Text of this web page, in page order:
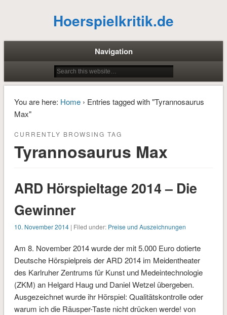
Hoerspielkritik.de
Navigation
You are here: Home› Entries tagged with "Tyrannosaurus
Max"
CURRENTLY BROWSING TAG
Tyrannosaurus Max
ARD Hörspieltage 2014 – Die
Gewinner
10. November 2014| Filed under: Preise und Auszeichnungen
Am 8. November 2014 wurde der mit 5.000 Euro dotierte
Deutsche Hörspielpreis der ARD 2014 im Meidentheater
des Karlruher Zentrums für Kunst und Medeintechnologie
(ZKM) an Helgard Haug und Daniel Wetzel übergeben.
Ausgezeichnet wurde ihr Hörspiel: Qualitätskontrolle oder
warum ich die Räusper-Taste nicht drücken werde! von